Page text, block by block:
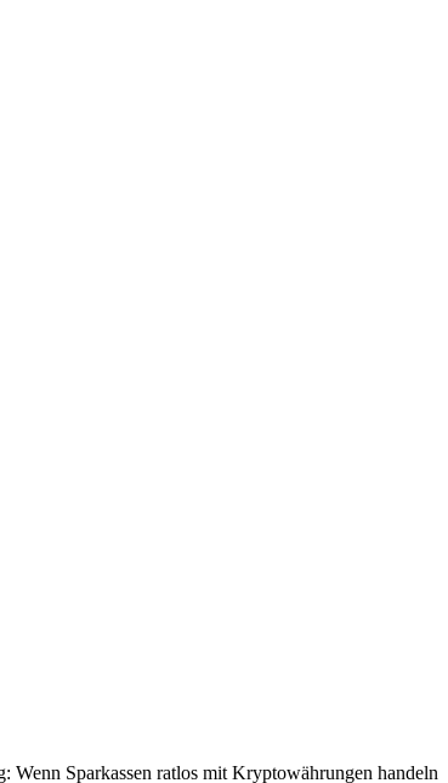
Wenn Sparkassen ratlos mit Kryptowährungen handeln